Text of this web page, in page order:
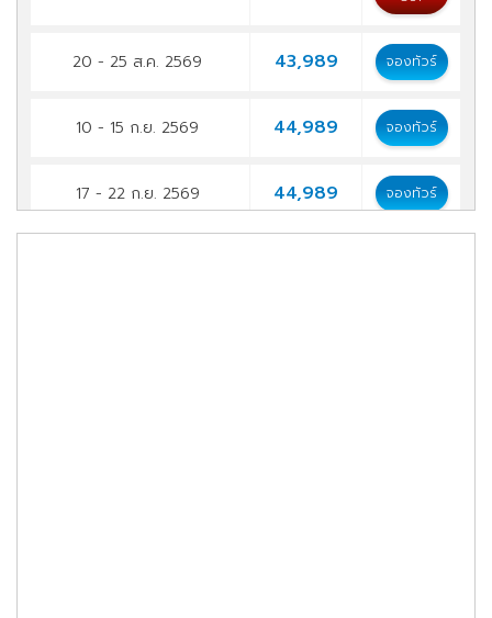
20 - 25 ส.ค. 2569 43,989 จองทัวร์
10 - 15 ก.ย. 2569 44,989 จองทัวร์
17 - 22 ก.ย. 2569 44,989 จองทัวร์